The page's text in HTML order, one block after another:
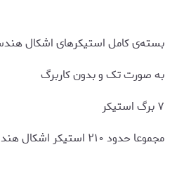
بسته‌ی کامل استیکرهای اشکال
به صورت تک و بدون کاربرگ
۷ برگ استیکر
مجموعا حدود ۲۱۰ استیکر اشکال هندسی در رنگ های مختلف